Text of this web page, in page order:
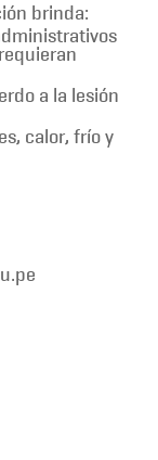
brinda:
a la lesión
calor, frío y